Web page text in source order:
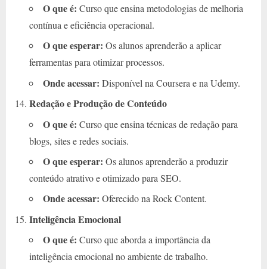
O que é: Curso que ensina metodologias de melhoria
contínua e eficiência operacional.
O que esperar: Os alunos aprenderão a aplicar
ferramentas para otimizar processos.
Onde acessar: Disponível na Coursera e na Udemy.
Redação e Produção de Conteúdo
O que é: Curso que ensina técnicas de redação para
blogs, sites e redes sociais.
O que esperar: Os alunos aprenderão a produzir
conteúdo atrativo e otimizado para SEO.
Onde acessar: Oferecido na Rock Content.
Inteligência Emocional
O que é: Curso que aborda a importância da
inteligência emocional no ambiente de trabalho.